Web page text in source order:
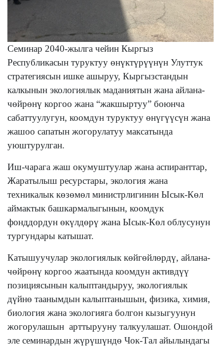
Семинар 2040-жылга чейин Кыргыз
Республикасын туруктуу өнүктүрүүнүн Улуттук
стратегиясын ишке ашыруу, Кыргызстандын
калкынын экологиялык маданиятын жана айлана-
чөйрөнү коргоо жана “жакшыртуу” боюнча
сабаттуулугун, коомдун туруктуу өнүгүүсүн жана
жашоо сапатын жогорулатуу максатында
уюштурулган.
Иш-чарага жаш окумуштуулар жана аспиранттар,
Жаратылыш ресурстары, экология жана
техникалык көзөмөл министрлигинин Ысык-Көл
аймактык башкармалыгынын, коомдук
фонддордун өкүлдөрү жана Ысык-Көл облусунун
тургундары катышат.
Катышуучулар экологиялык көйгөйлөрдү, айлана-
чөйрөнү коргоо жаатында коомдун активдүү
позициясынын калыптандыруу, экологиялык
дүйнө таанымдын калыптанышын, физика, химия,
биология жана экологияга болгон кызыгуунун
жогорулашын арттырууну талкуулашат. Ошондой
эле семинардын жүрүшүндө Чок-Тал айылындагы